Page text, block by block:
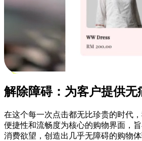
解除障碍：为客户提供无
在这个每一次点击都无比珍贵的时代
便捷性和流畅度为核心的购物界面，
消费欲望，创造出几乎无障碍的购物